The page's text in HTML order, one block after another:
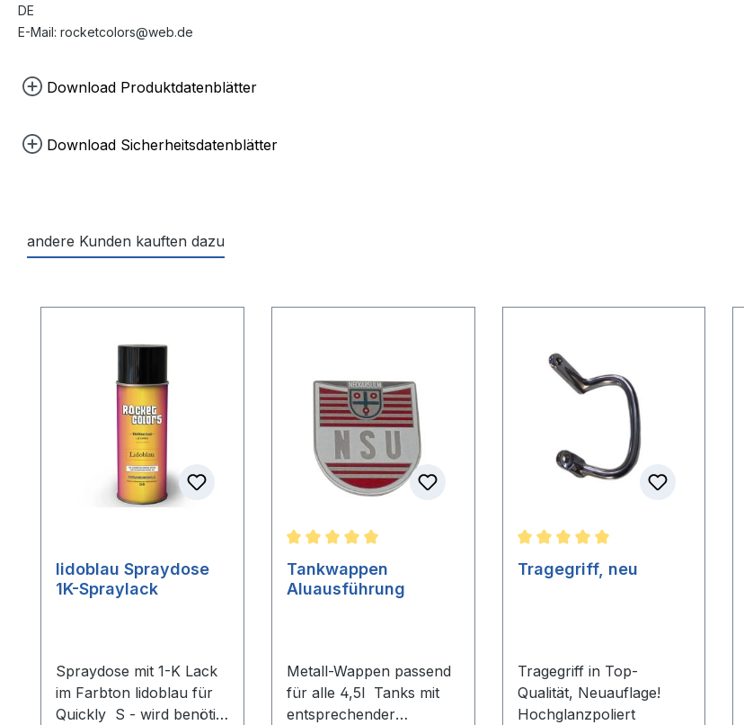
DE
E-Mail: rocketcolors@web.de
Download Produktdatenblätter
Download Sicherheitsdatenblätter
Informatie over gevaarlijke stoffen (NL)
Oplysninger om farlige stoffer (DK)
andere Kunden kauften dazu
lidoblau Spraydose
1K-Spraylack
Spraydose mit 1-K Lack
im Farbton lidoblau für
Quickly S - wird benötigt
Durchschnittliche Bewertung von 5 von 5 Sternen
Tankwappen
Aluausführung
Metall-Wappen passend
für alle 4,5l Tanks mit
entsprechender
Durchschnittliche Bewertung
Tragegriff, neu
Tragegriff in Top-
Qualität, Neuauflage!
Hochglanzpoliert